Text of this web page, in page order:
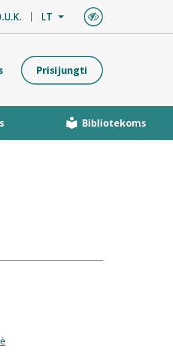
LT
Prisijungti
Bibliotekoms